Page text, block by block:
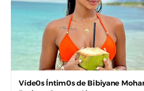
Víde0s Íntim0s de Bibiyane